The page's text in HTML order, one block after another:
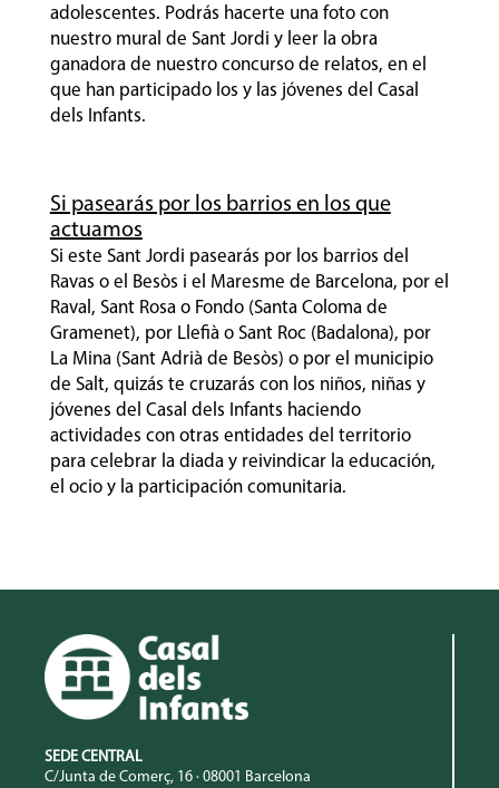
adolescentes. Podrás hacerte una foto con
nuestro mural de Sant Jordi y leer la obra
ganadora de nuestro concurso de relatos, en el
que han participado los y las jóvenes del Casal
dels Infants.
Si pasearás por los barrios en los que
actuamos
Si este Sant Jordi pasearás por los barrios del
Ravas o el Besòs i el Maresme de Barcelona, por el
Raval, Sant Rosa o Fondo (Santa Coloma de
Gramenet), por Llefià o Sant Roc (Badalona), por
La Mina (Sant Adrià de Besòs) o por el municipio
de Salt, quizás te cruzarás con los niños, niñas y
jóvenes del Casal dels Infants haciendo
actividades con otras entidades del territorio
para celebrar la diada y reivindicar la educación,
el ocio y la participación comunitaria.
SEDE CENTRAL
C/Junta de Comerç, 16 · 08001 Barcelona